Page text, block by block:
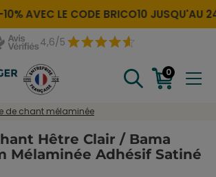
AVEC LE CODEBRICO10JUSQU'AU 24
4,6/5
0
de chant mélaminée
Hêtre Clair / Bama
Mélaminée Adhésif Satiné